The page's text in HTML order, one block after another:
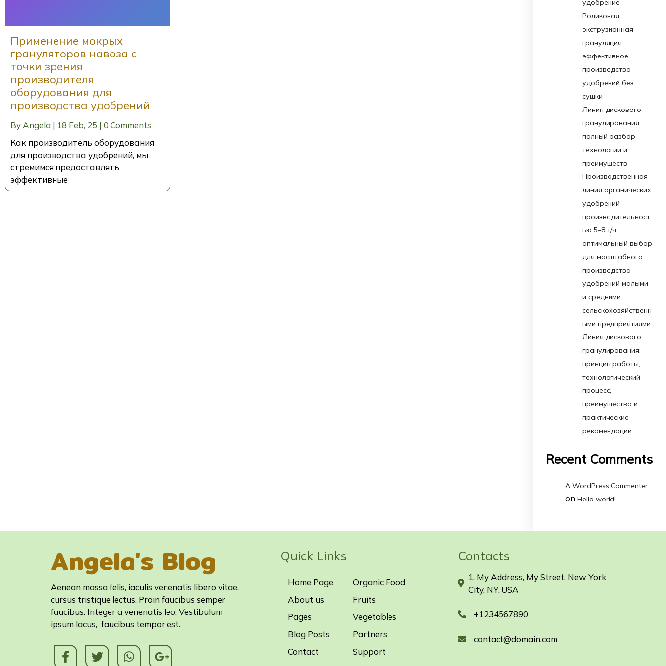
Применение мокрых
грануляторов навоза с
точки зрения
производителя
оборудования для
производства удобрений
ByAngela | 18 Feb, 25 | 0 Comments
Как производитель оборудования
для производства удобрений, мы
стремимся предоставлять
эффективные
удобрение
Роликовая
экструзионная
грануляция:
эффективное
производство
удобрений без
сушки
Линия дискового
гранулирования:
полный разбор
технологии и
преимуществ
Производственная
линия органических
удобрений
производительност
ью 5–8 т/ч:
оптимальный выбор
для масштабного
производства
удобрений малыми
и средними
сельскохозяйственн
ыми предприятиями
Линия дискового
гранулирования:
принцип работы,
технологический
процесс,
преимущества и
практические
рекомендации
Recent Comments
A WordPress Commenter
onHello world!
Angela's Blog
Aenean massa felis, iaculis venenatis libero vitae,
cursus tristique lectus. Proin faucibus semper
faucibus. Integer a venenatis leo. Vestibulum
ipsum lacus, faucibus tempor est.
Quick Links
Home Page
About us
Pages
Blog Posts
Contact
Organic Food
Fruits
Vegetables
Partners
Support
Contacts
1, My Address, My Street, New York
City, NY, USA
+1234567890
contact@domain.com